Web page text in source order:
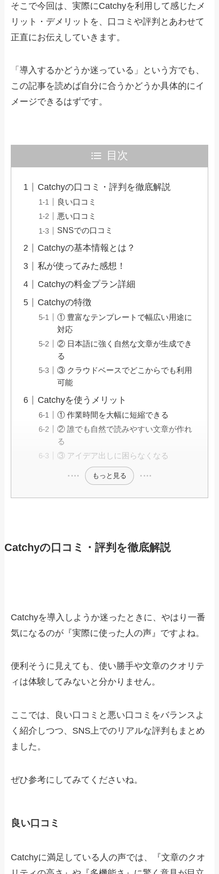
そこで今回は、実際にCatchyを利用して感じたメ
リット・デメリットを、口コミや評判とあわせて
正直にお伝えしていきます。
「導入するかどうか迷っている」という方でも、
この記事を読めば自分に合うかどうか具体的にイ
メージできるはずです。
目次
Catchyの口コミ・評判を徹底解説
良い口コミ
悪い口コミ
SNSでの口コミ
Catchyの基本情報とは？
私が使ってみた感想！
Catchyの料金プラン詳細
Catchyの特徴
① 豊富なテンプレートで幅広い用途に
対応
② 日本語に強く自然な文章が生成でき
る
③ クラウドベースでどこからでも利用
可能
Catchyを使うメリット
① 作業時間を大幅に短縮できる
② 誰でも自然で読みやすい文章が作れ
る
③ アイデア出しに困らなくなる
もっと見る
Catchyの口コミ・評判を徹底解説
Catchyを導入しようか迷ったときに、やはり一番
気になるのが『実際に使った人の声』ですよね。
便利そうに見えても、使い勝手や文章のクオリテ
ィは体験してみないと分かりません。
ここでは、良い口コミと悪い口コミをバランスよ
く紹介しつつ、SNS上でのリアルな評判もまとめ
ました。
ぜひ参考にしてみてくださいね。
良い口コミ
Catchyに満足している人の声では、『文章のクオ